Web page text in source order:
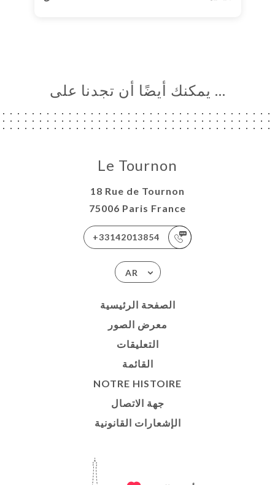
… يمكنك أيضًا أن تجدنا على
Le Tournon
18 Rue de Tournon
75006 Paris France
+33142013854
AR
الصفحة الرئيسية
معرض الصور
التعليقات
القائمة
NOTRE HISTOIRE
جهة الاتصال
الإشعارات القانونية